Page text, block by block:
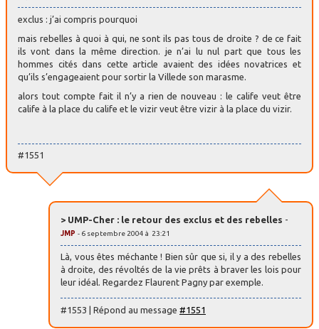
exclus : j’ai compris pourquoi
mais rebelles à quoi à qui, ne sont ils pas tous de droite ? de ce fait
ils vont dans la même direction. je n’ai lu nul part que tous les
hommes cités dans cette article avaient des idées novatrices et
qu’ils s’engageaient pour sortir la Villede son marasme.
alors tout compte fait il n’y a rien de nouveau : le calife veut être
calife à la place du calife et le vizir veut être vizir à la place du vizir.
#1551
> UMP-Cher : le retour des exclus et des rebelles -
JMP - 6 septembre 2004 à 23:21
Là, vous êtes méchante ! Bien sûr que si, il y a des rebelles
à droite, des révoltés de la vie prêts à braver les lois pour
leur idéal. Regardez Flaurent Pagny par exemple.
#1553 | Répond au message #1551